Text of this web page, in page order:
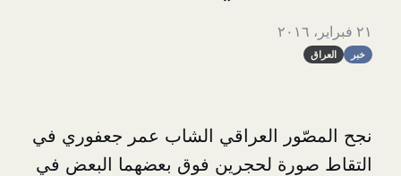
العراقي الشاب عمر جعفوري في
لحجرين فوق بعضهما البعض في